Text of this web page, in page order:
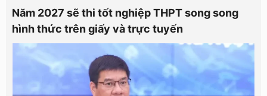
Năm 2027 sẽ thi tốt nghiệp THPT song song
hình thức trên giấy và trực tuyến